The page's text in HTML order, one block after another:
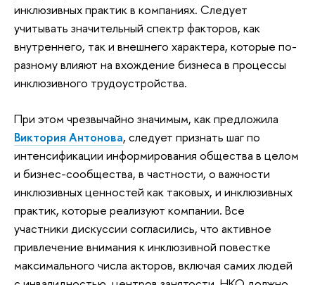
инклюзивных практик в компаниях. Следует
учитывать значительный спектр факторов, как
внутреннего, так и внешнего характера, которые по-
разному влияют на вхождение бизнеса в процессы
инклюзивного трудоустройства.
При этом чрезвычайно значимым, как предложила
Виктория Антонова, следует признать шаг по
интенсификации информирования общества в целом
и бизнес-сообщества, в частности, о важности
инклюзивных ценностей как таковых, и инклюзивных
практик, которые реализуют компании. Все
участники дискуссии согласились, что активное
привлечение внимания к инклюзивной повестке
максимального числа акторов, включая самих людей